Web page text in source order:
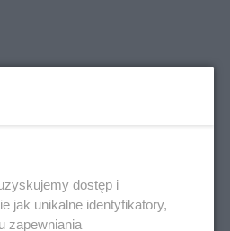
dostęp i
jak unikalne identyfikatory,
zapewniania